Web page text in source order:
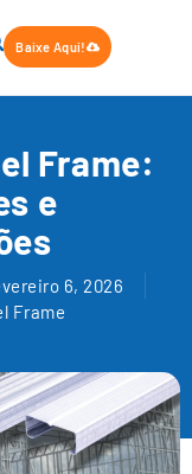
Baixe Aqui!
Frame:
e
6, 2026
Frame